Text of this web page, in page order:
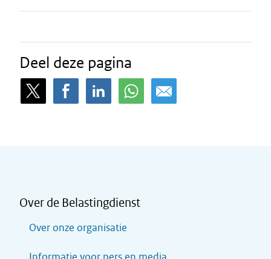
Deel deze pagina
Over de Belastingdienst
Over onze organisatie